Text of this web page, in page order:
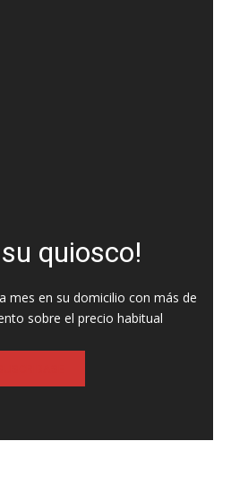
su quiosco!
mes en su domicilio con más de
sobre el precio habitual